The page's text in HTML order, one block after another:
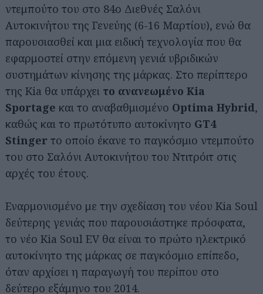
ντεμπούτο του στο 84ο Διεθνές Σαλόνι
Αυτοκινήτου της Γενεύης (6-16 Μαρτίου), ενώ θα
παρουσιασθεί και μια ειδική τεχνολογία που θα
εφαρμοστεί στην επόμενη γενιά υβριδικών
συστημάτων κίνησης της μάρκας. Στο περίπτερο
της Kia θα υπάρχει το ανανεωμένο Kia
Sportage και το αναβαθμισμένο Optima Hybrid,
καθώς και το πρωτότυπο αυτοκίνητο GT4
Stinger το οποίο έκανε το παγκόσμιο ντεμπούτο
του στο Σαλόνι Αυτοκινήτου του Ντιτρόιτ στις
αρχές του έτους.
Εναρμονισμένο με την σχεδίαση του νέου Kia Soul
δεύτερης γενιάς που παρουσιάστηκε πρόσφατα,
το νέο Kia Soul EV θα είναι το πρώτο ηλεκτρικό
αυτοκίνητο της μάρκας σε παγκόσμιο επίπεδο,
όταν αρχίσει η παραγωγή του περίπου στο
δεύτερο εξάμηνο του 2014.